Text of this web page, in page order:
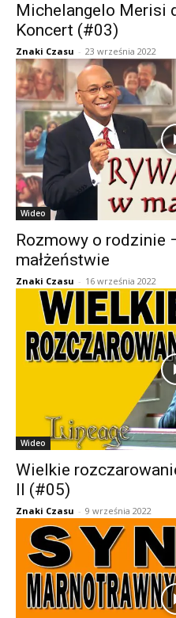
Michelangelo Merisi
Koncert (#03)
Znaki Czasu - 23 września 2022
Wideo
Rozmowy o rodzinie
małżeństwie
Znaki Czasu - 16 września 2022
Wideo
Wielkie
II (#05)
Znaki Czasu - 9 września 2022